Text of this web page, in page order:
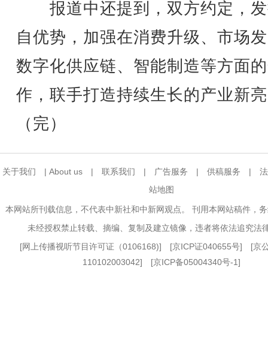
报道中还提到，双方约定，
自优势，加强在消费升级、市场
数字化供应链、智能制造等方面
作，联手打造持续生长的产业新
（完）
关于我们 | About us | 联系我们 | 广告服务 | 供稿服务 |
站地图
本网站所刊载信息，不代表中新社和中新网观点。 刊用本网站稿件，
未经授权禁止转载、摘编、复制及建立镜像，违者将依法追究法
[网上传播视听节目许可证（0106168)] [京ICP证040655号] [京
110102003042] [京ICP备05004340号-1]